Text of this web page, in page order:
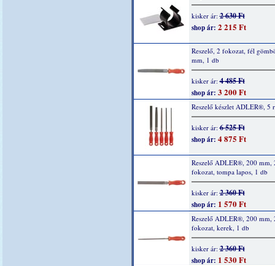
kisker ár:2 630 Ft
shop ár: 2 215 Ft
Reszelő, 2 fokozat, fél
mm, 1 db
kisker ár:4 485 Ft
shop ár: 3 200 Ft
Reszelő készlet ADLER®, 5
kisker ár:6 525 Ft
shop ár: 4 875 Ft
Reszelő ADLER®, 200 mm,
fokozat, tompa lapos, 1 db
kisker ár:2 360 Ft
shop ár: 1 570 Ft
Reszelő ADLER®, 200 mm,
fokozat, kerek, 1 db
kisker ár:2 360 Ft
shop ár: 1 530 Ft